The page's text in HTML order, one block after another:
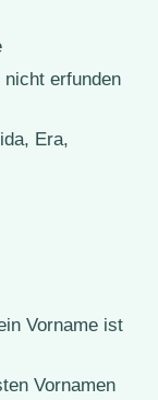
nicht erfunden
Era,
Vorname ist
Vornamen